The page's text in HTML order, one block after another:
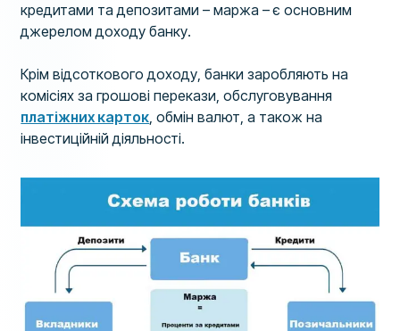
кредитами та депозитами – маржа – є основним
джерелом доходу банку.
Крім відсоткового доходу, банки заробляють на
комісіях за грошові перекази, обслуговування
платіжних карток, обмін валют, а також на
інвестиційній діяльності.